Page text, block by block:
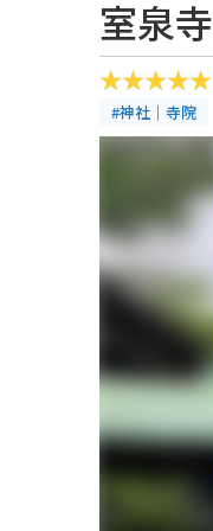
室泉寺
#神社｜寺院